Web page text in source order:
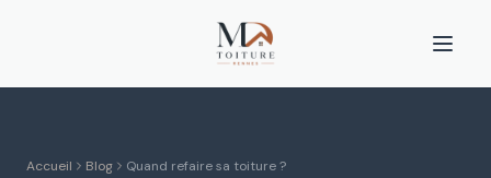
Accueil Blog Quand refaire sa toiture ?